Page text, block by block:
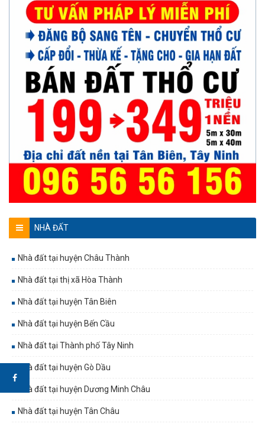
NHÀ ĐẤT
Nhà đất tại huyện Châu Thành
Nhà đất tại thị xã Hòa Thành
Nhà đất tại huyện Tân Biên
Nhà đất tại huyện Bến Cầu
Nhà đất tại Thành phố Tây Ninh
Nhà đất tại huyện Gò Dầu
Nhà đất tại huyện Dương Minh Châu
Nhà đất tại huyện Tân Châu